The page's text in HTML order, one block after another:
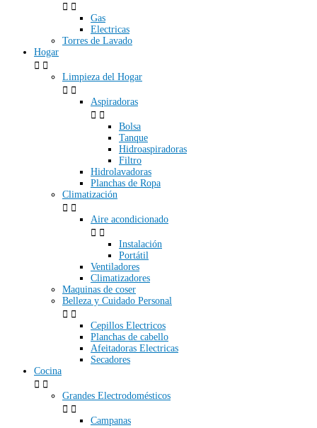
 
Gas
Electricas
Torres de Lavado
Hogar
 
Limpieza del Hogar
 
Aspiradoras
 
Bolsa
Tanque
Hidroaspiradoras
Filtro
Hidrolavadoras
Planchas de Ropa
Climatización
 
Aire acondicionado
 
Instalación
Portátil
Ventiladores
Climatizadores
Maquinas de coser
Belleza y Cuidado Personal
 
Cepillos Electricos
Planchas de cabello
Afeitadoras Electricas
Secadores
Cocina
 
Grandes Electrodomésticos
 
Campanas